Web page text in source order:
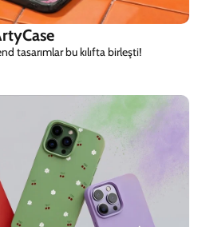
tasarımlar bu kılıfta birleşti!